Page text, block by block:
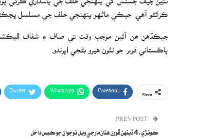
ڪرائڻو آهي. جيڪي ماڻھو پنھنجي حلف جي مسلسل
جيڪڏهن هن آئين موجب وقت تي صاف ۽ شفاف اليڪشن
پاڪستاني قوم جو نئون هيرو بڻجي اڀرندو.
Facebook
WhatsApp
Twitter
ڪوٽڙي: 4 ڏينهن ڦورن هٿان مارجي ويل نوجوان جو ڪيس داخل